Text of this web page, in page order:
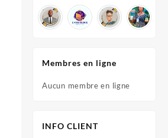
Membres en ligne
Aucun membre en ligne
INFO CLIENT